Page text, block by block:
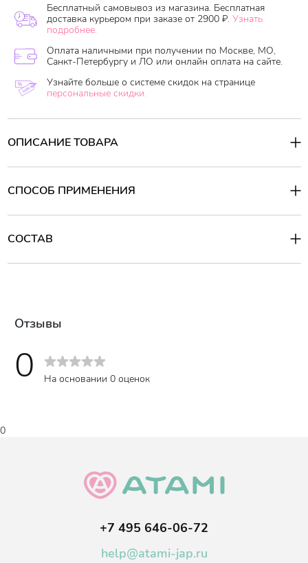
Бесплатный самовывоз из магазина. Бесплатная
доставка курьером при заказе от 2900 ₽. Узнать
подробнее.
Оплата наличными при получении по Москве, МО,
Санкт-Петербургу и ЛО или онлайн оплата на сайте.
Узнайте больше о системе скидок на странице
персональные скидки.
ОПИСАНИЕ ТОВАРА
Зубная паста содержит натуральные экстракты китайских трав,
кора пробкового дерева (Phellodendron Amurense), трава
гуттуинии сердцелистной (Houttuynia Cordata Thunb), которые
воспаление десен и сохраняют ощущение свежести в полости
СПОСОБ ПРИМЕНЕНИЯ
СОСТАВ
Состав:
silicon dioxide, sodium monofluorophosphate, pyridoxine
hydrochloride, D-sorbitol solution, polyethylene glycol, xylitol,
natural herbal extracts.
Отзывы
0 На основании 0 оценок
0
+7 495 646-06-72
help@atami-jap.ru